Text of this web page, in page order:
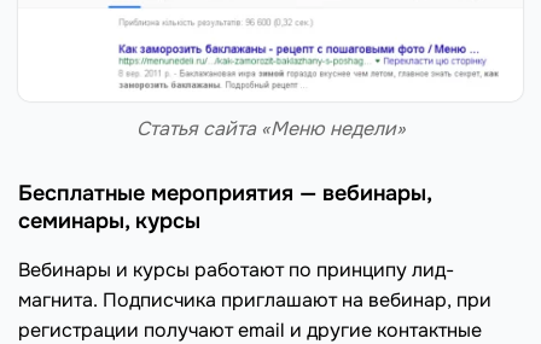
Статья сайта «Меню недели»
Бесплатные мероприятия — вебинары,
семинары, курсы
Вебинары и курсы работают по принципу лид-
магнита. Подписчика приглашают на вебинар, при
регистрации получают email и другие контактные